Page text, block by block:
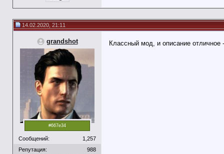
14.02.2020, 21:11
grandshot
#667e34
Сообщений:
1,257
Репутация:
988
Классный мод, и описание отличное